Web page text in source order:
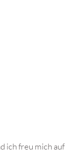
ich freu mich auf